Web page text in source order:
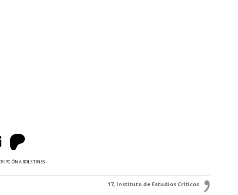
A BOLETINES
17, Instituto de Estudios Críticos